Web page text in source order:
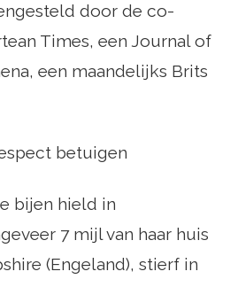
door de co-
Times, een Journal of
een maandelijks Brits
betuigen
bijen hield in
7 mijl van haar huis
(Engeland), stierf in